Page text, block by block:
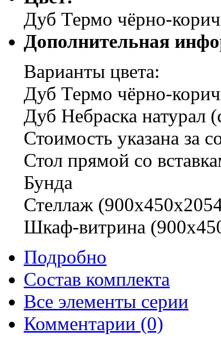
Дуб Термо чёрно-
Дополнительная
Варианты цвета:
Дуб Термо чёрно-
Дуб Небраска натурал
Стоимость указана за
Стол прямой со
Бунда
Стеллаж
Шкаф-витрина
Подробно
Состав комплекта
Все элементы серии
Комментарии (0)